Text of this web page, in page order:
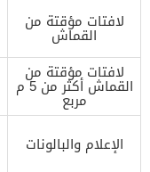
لافتات مؤقتة من
القماش
لافتات مؤقتة من
القماش أكثر من 5 م
مربع
الإعلام والبالونات